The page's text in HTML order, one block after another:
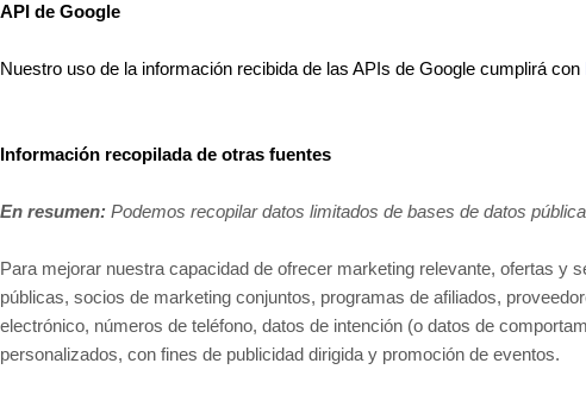
API de Google
Nuestro uso de la información recibida de las APIs de Google cumplirá con
Información recopilada de otras fuentes
En resumen: Podemos recopilar datos limitados de bases de datos
Para mejorar nuestra capacidad de ofrecer marketing relevante, ofertas
públicas, socios de marketing conjuntos, programas de afiliados,
electrónico, números de teléfono, datos de intención (o datos de
personalizados, con fines de publicidad dirigida y promoción de eventos.